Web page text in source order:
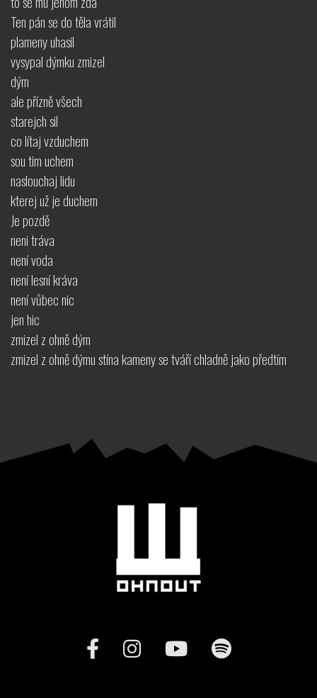
Ten pán se do těla vrátil
plameny uhasil
vysypal dýmku zmizel
dým
ale přízně všech
starejch sil
co lítaj vzduchem
sou tim uchem
naslouchaj lidu
kterej už je duchem
Je pozdě
neni tráva
není voda
není lesní kráva
není vůbec nic
jen hic
zmizel z ohně dým
zmizel z ohně dýmu stína kameny se tváří chladně jako předtím